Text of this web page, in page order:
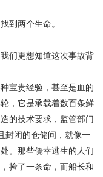
到两个生命。
们更想知道这次事故背
宝贵经验，甚至是血的
，它是承载着数百条鲜
的技术要求，监管部门
封闭的仓储间，就像一
。那些侥幸逃生的人们
捡了一条命，而船长和